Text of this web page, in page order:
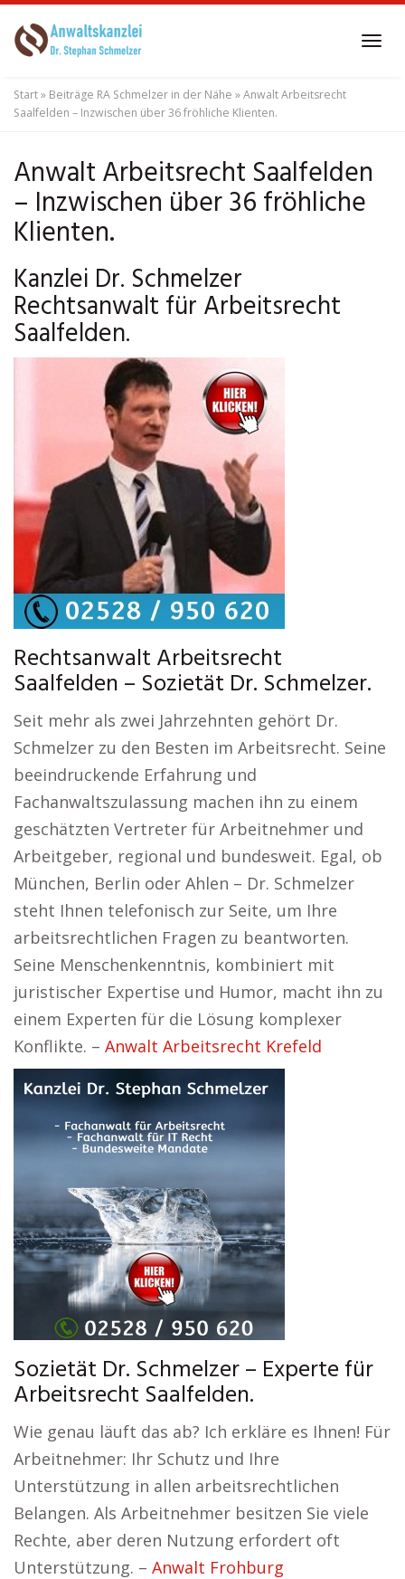
to
content
Start» Beiträge RA Schmelzer in der Nähe »Anwalt Arbeitsrecht
Saalfelden – Inzwischen über 36 fröhliche Klienten.
Anwalt Arbeitsrecht Saalfelden
– Inzwischen über 36 fröhliche
Klienten.
Kanzlei Dr. Schmelzer
Rechtsanwalt für Arbeitsrecht
Saalfelden.
Rechtsanwalt Arbeitsrecht
Saalfelden – Sozietät Dr. Schmelzer.
Seit mehr als zwei Jahrzehnten gehört Dr.
Schmelzer zu den Besten im Arbeitsrecht. Seine
beeindruckende Erfahrung und
Fachanwaltszulassung machen ihn zu einem
geschätzten Vertreter für Arbeitnehmer und
Arbeitgeber, regional und bundesweit. Egal, ob
München, Berlin oder Ahlen – Dr. Schmelzer
steht Ihnen telefonisch zur Seite, um Ihre
arbeitsrechtlichen Fragen zu beantworten.
Seine Menschenkenntnis, kombiniert mit
juristischer Expertise und Humor, macht ihn zu
einem Experten für die Lösung komplexer
Konflikte. – Anwalt Arbeitsrecht Krefeld
Sozietät Dr. Schmelzer – Experte für
Arbeitsrecht Saalfelden.
Wie genau läuft das ab? Ich erkläre es Ihnen! Für
Arbeitnehmer: Ihr Schutz und Ihre
Unterstützung in allen arbeitsrechtlichen
Belangen. Als Arbeitnehmer besitzen Sie viele
Rechte, aber deren Nutzung erfordert oft
Unterstützung. – Anwalt Frohburg